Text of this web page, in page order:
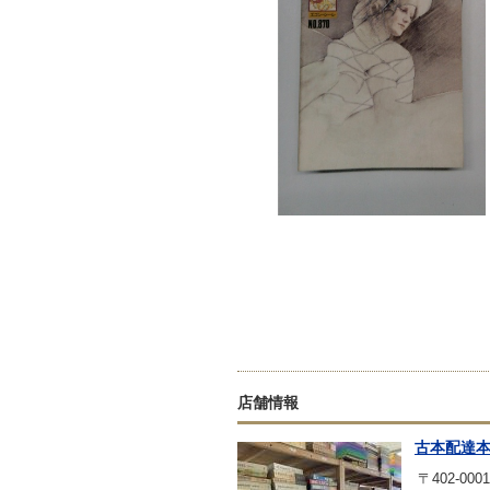
店舗情報
古本配達
〒402-0001